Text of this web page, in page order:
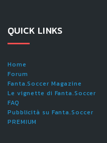
QUICK LINKS
Home
Forum
Fanta.Soccer Magazine
Le vignette di Fanta.Soccer
FAQ
Pubblicità su Fanta.Soccer
PREMIUM